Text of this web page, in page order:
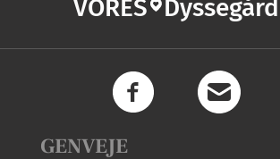
VORES Dyssegård
GENVEJE